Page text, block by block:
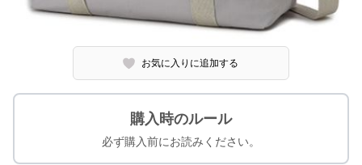
お気に入りに追加する
購入時のルール
必ず購入前にお読みください。